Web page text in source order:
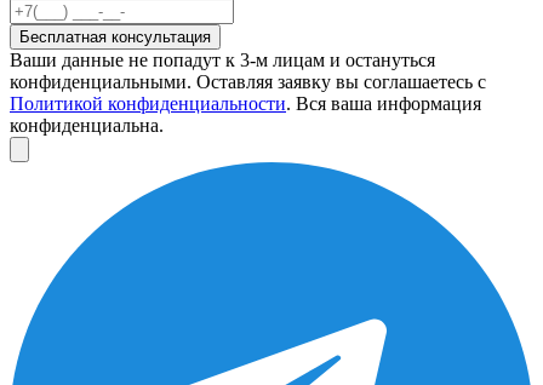
Бесплатная консультация
Ваши данные не попадут к 3-м лицам и остануться
конфиденциальными. Оставляя заявку вы соглашаетесь с
Политикой конфиденциальности. Вся ваша информация
конфиденциальна.